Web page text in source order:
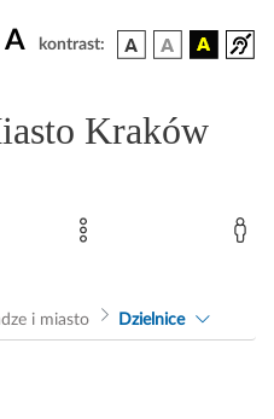
A kontrast:
Kraków
i miasto Dzielnice